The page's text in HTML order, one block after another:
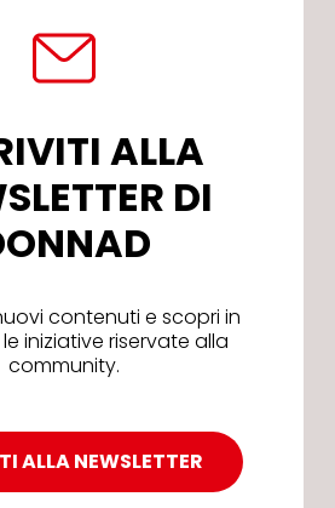
ALLA
DI
contenuti e scopri in
iniziative riservate alla
community.
ALLA NEWSLETTER